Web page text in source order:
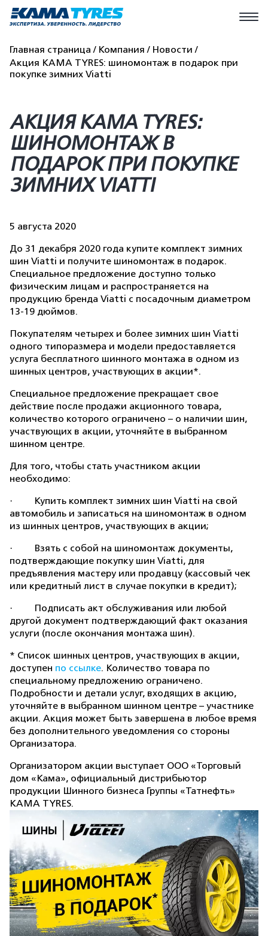
Главная страница Компания
Новости
Акция KAMA TYRES: шиномонтаж в подарок при
покупке зимних Viatti
АКЦИЯ KAMA TYRES:
ШИНОМОНТАЖ В
ПОДАРОК ПРИ ПОКУПКЕ
ЗИМНИХ VIATTI
5 августа 2020
До 31 декабря 2020 года купите комплект зимних
шин Viatti и получите шиномонтаж в подарок.
Специальное предложение доступно только
физическим лицам и распространяется на
продукцию бренда Viatti с посадочным диаметром
13-19 дюймов.
Покупателям четырех и более зимних шин Viatti
одного типоразмера и модели предоставляется
услуга бесплатного шинного монтажа в одном из
шинных центров, участвующих в акции*.
Специальное предложение прекращает свое
действие после продажи акционного товара,
количество которого ограничено – о наличии шин,
участвующих в акции, уточняйте в выбранном
шинном центре.
Для того, чтобы стать участником акции
необходимо:
· Купить комплект зимних шин Viatti на свой
автомобиль и записаться на шиномонтаж в одном
из шинных центров, участвующих в акции;
· Взять с собой на шиномонтаж документы,
подтверждающие покупку шин Viatti, для
предъявления мастеру или продавцу (кассовый чек
или кредитный лист в случае покупки в кредит);
· Подписать акт обслуживания или любой
другой документ подтверждающий факт оказания
услуги (после окончания монтажа шин).
* Список шинных центров, участвующих в акции,
доступен по ссылке. Количество товара по
специальному предложению ограничено.
Подробности и детали услуг, входящих в акцию,
уточняйте в выбранном шинном центре – участнике
акции. Акция может быть завершена в любое время
без дополнительного уведомления со стороны
Организатора.
Организатором акции выступает ООО «Торговый
дом «Кама», официальный дистрибьютор
продукции Шинного бизнеса Группы «Татнефть»
КАМА TYRES.